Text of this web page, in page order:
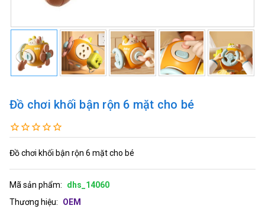
Đồ chơi khối bận rộn 6 mặt cho bé
Đồ chơi khối bận rộn 6 mặt cho bé
Mã sản phẩm:
dhs_14060
Thương hiệu:
OEM